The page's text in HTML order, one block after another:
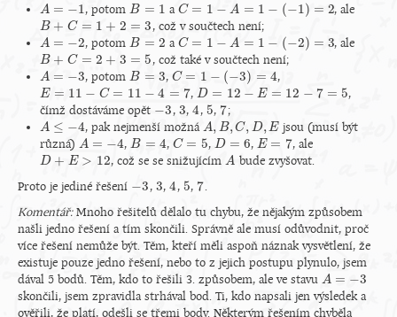
A = −1
A= −1 , potomB = 1
B= 1 a C = 1 − A = 1 − (−1) = 2
C= 1− A= 1− (− 1)= 2 , ale
B + C = 1 + 2 = 3
B+ C= 1+ 2= 3 , což v součtech není;
A = −2
A= −2 , potomB = 2
B= 2 a C = 1 − A = 1 − (−2) = 3
C= 1− A= 1− (− 2)= 3 , ale
B + C = 2 + 3 = 5
B+ C= 2+ 3= 5 , což také v součtech není;
A = −3
A= −3 , potomB = 3
B= 3 , C = 1 − (−3) = 4
C= 1− (− 3)=4 ,
E = 11 − C = 11 − 4 = 7
E= 11 −C= 11 −4 =7 ,D = 12 − E = 12 − 7 = 5
D= 12 −E= 12 −7 =5
,
čímž dostáváme opět −3
−3 , 3
3,4
4, 5
5, 7
7;
A ≤ −4
A≤ −4 , pak nejmenší možnáA, B, C, D,E
A,B,C,D,E
jsou (musí být
různá) A = −4
A= −4 ,B = 4
B= 4 , C = 5
C= 5 , D = 6
D= 6 , E = 7
E= 7 , ale
D + E > 12
D+ E> 12 , což se se snižujícímA
A bude zvyšovat.
Proto je jediné řešení −3
−3 , 3
3,4
4, 5
5, 7
7.
Komentář:Mnoho řešitelů dělalo tu chybu, že nějakým způsobem
našli jedno řešení a tím skončili. Správně ale musí odůvodnit, proč
více řešení nemůže být. Těm, kteří měli aspoň náznak vysvětlení, že
existuje pouze jedno řešení, nebo to z jejich postupu plynulo, jsem
dával 5 bodů. Těm, kdo to řešili 3. způsobem, ale ve stavu A = −3
A= −3
skončili, jsem zpravidla strhával bod. Ti, kdo napsali jen výsledek a